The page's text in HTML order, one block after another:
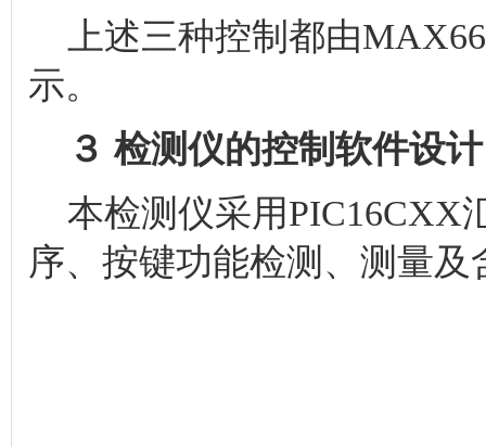
上述三种控制都由
示。
３ 检测仪的控制软件设计
本检测仪采用PIC16CXX
序、按键功能检测、测量